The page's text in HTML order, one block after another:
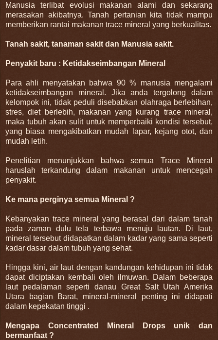
Manusia terlibat evolusi makanan alami dan sekarang
merasakan akibatnya. Tanah pertanian kita tidak mampu
memberikan rantai makanan trace mineral yang berkualitas.
Tanah sakit, tanaman sakit dan Manusia sakit.
Penyakit baru : Ketidakseimbangan Mineral
Para ahli menyatakan bahwa 90 % manusia mengalami
ketidakseimbangan mineral. Jika anda tergolong dalam
kelompok ini, tidak peduli disebabkan olahraga berlebihan,
stres, diet berlebih, makanan yang kurang trace mineral,
maka tubuh akan sulit untuk memperbaiki kondisi tersebut,
yang biasa mengakibatkan mudah lapar, kejang otot, dan
mudah letih.
Penelitian menunjukkan bahwa semua Trace Mineral
haruslah terkandung dalam makanan untuk mencegah
penyakit.
Ke mana perginya semua Mineral ?
Kebanyakan trace mineral yang berasal dari dalam tanah
pada zaman dulu tela terbawa menuju lautan. Di laut,
mineral tersebut didapatkan dalam kadar yang sama seperti
kadar dasar dalam tubuh yang sehat.
Hingga kini, air laut dengan kandungan kehidupan ini tidak
dapat diciptakan kembali oleh ilmuwan. Dalam beberapa
laut pedalaman seperti danau Great Salt Utah Amerika
Utara bagian Barat, mineral-mineral penting ini didapati
dalam kepekatan tinggi .
Mengapa Concentrated Mineral Drops unik dan
bermanfaat ?